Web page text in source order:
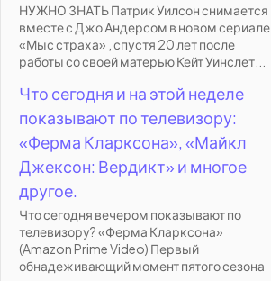
НУЖНО ЗНАТЬ Патрик Уилсон снимается
вместе с Джо Андерсом в новом сериале
«Мыс страха» , спустя 20 лет после
работы со своей матерью Кейт Уинслет...
Что сегодня и на этой неделе
показывают по телевизору:
«Ферма Кларксона», «Майкл
Джексон: Вердикт» и многое
другое.
Что сегодня вечером показывают по
телевизору? «Ферма Кларксона»
(Amazon Prime Video) Первый
обнадеживающий момент пятого сезона